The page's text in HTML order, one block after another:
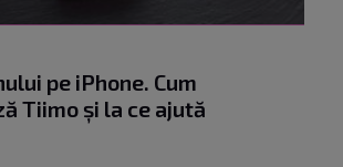
pe iPhone. Cum
Tiimo și la ce ajută